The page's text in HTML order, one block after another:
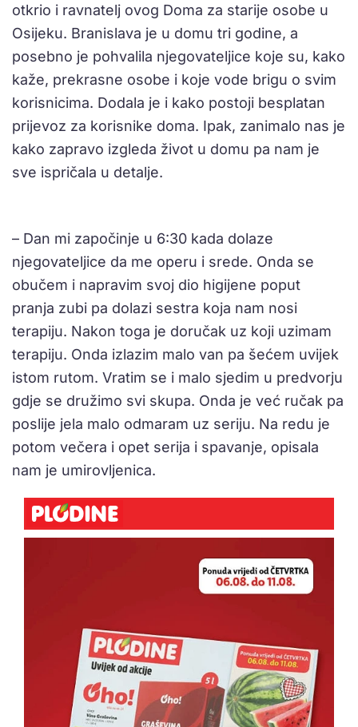
otkrio i ravnatelj ovog Doma za starije osobe u
Osijeku. Branislava je u domu tri godine, a
posebno je pohvalila njegovateljice koje su, kako
kaže, prekrasne osobe i koje vode brigu o svim
korisnicima. Dodala je i kako postoji besplatan
prijevoz za korisnike doma. Ipak, zanimalo nas je
kako zapravo izgleda život u domu pa nam je
sve ispričala u detalje.
– Dan mi započinje u 6:30 kada dolaze
njegovateljice da me operu i srede. Onda se
obučem i napravim svoj dio higijene poput
pranja zubi pa dolazi sestra koja nam nosi
terapiju. Nakon toga je doručak uz koji uzimam
terapiju. Onda izlazim malo van pa šećem uvijek
istom rutom. Vratim se i malo sjedim u predvorju
gdje se družimo svi skupa. Onda je već ručak pa
poslije jela malo odmaram uz seriju. Na redu je
potom večera i opet serija i spavanje, opisala
nam je umirovljenica.